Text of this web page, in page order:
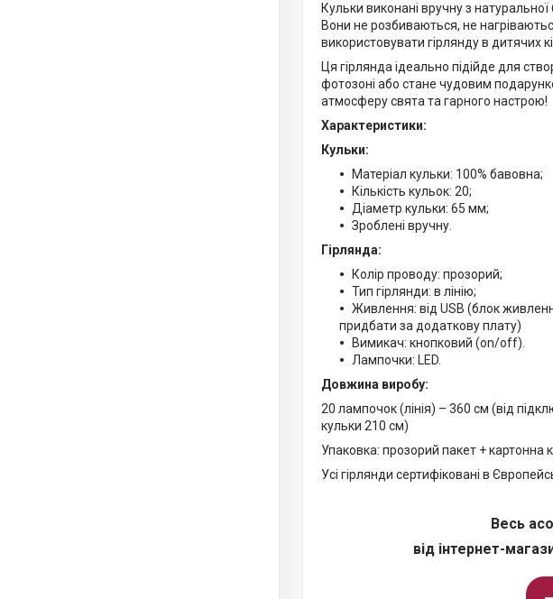
Кульки виконані вручну з
Вони не розбиваються, не
використовувати гірлянду в дитячих
Ця гірлянда ідеально підійде для
фотозоні або стане чудовим
атмосферу свята та гарного настрою!
Характеристики:
Кульки:
Матеріал кульки: 100% бавовна;
Кількість кульок: 20;
Діаметр кульки: 65 мм;
Зроблені вручну.
Гірлянда:
Колір проводу: прозорий;
Тип гірлянди: в лінію;
Живлення: від USB (блок
придбати за додаткову плату)
Вимикач: кнопковий (on/off).
Лампочки: LED.
Довжина виробу:
20 лампочок (лінія) – 360 см (від
кульки 210 см)
Упаковка: прозорий пакет + картонна
Усі гірлянди сертифіковані в
Весь
від інтернет-